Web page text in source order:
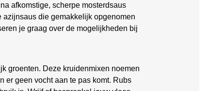
afkomstige, scherpe mosterdsaus
azijnsaus die gemakkelijk opgenomen
je graag over de mogelijkheden bij
groenten. Deze kruidenmixen noemen
er geen vocht aan te pas komt. Rubs